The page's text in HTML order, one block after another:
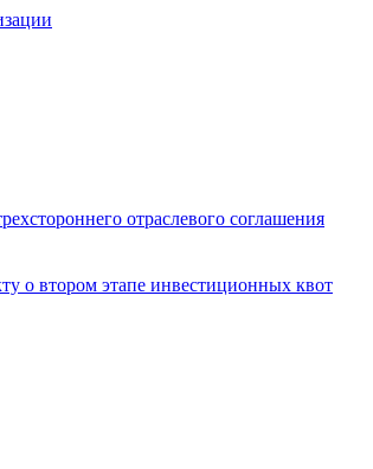
отраслевого соглашения
о втором этапе инвестиционных квот